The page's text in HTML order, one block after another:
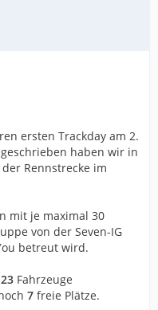
ersten Trackday am 2.
haben wir in
Rennstrecke im
mit je maximal 30
von der Seven-IG
betreut wird.
23 Fahrzeuge
7 freie Plätze.